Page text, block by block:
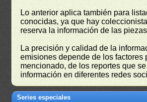
Lo anterior aplica también para
conocidas, ya que hay
reserva la información de las
La precisión y calidad de la
emisiones depende de los factores
mencionado, de los reportes que
información en diferentes redes
Series especiales